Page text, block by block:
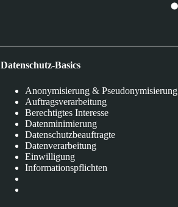
Datenschutz-Basics
Anonymisierung & Pseudonymisierung
Auftragsverarbeitung
Berechtigtes Interesse
Datenminimierung
Datenschutzbeauftragte
Datenverarbeitung
Einwilligung
Informationspflichten